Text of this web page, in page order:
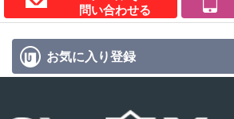
問い合わせる
お気に入り登録